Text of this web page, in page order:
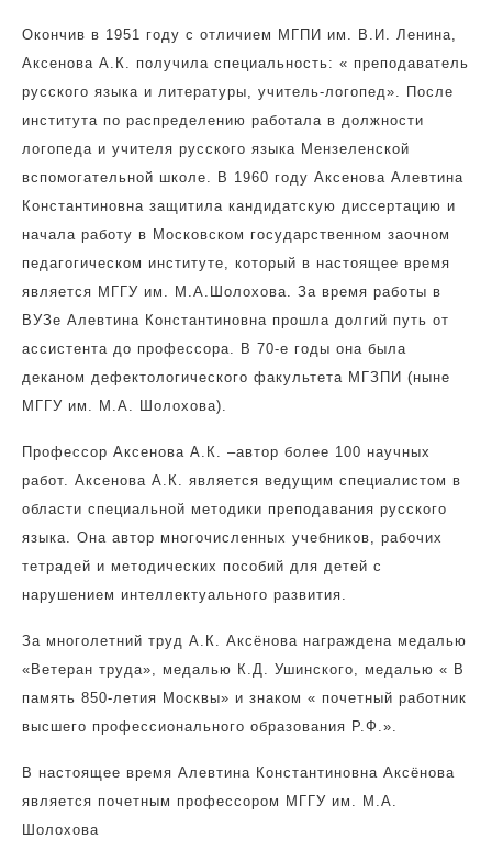
Окончив в 1951 году с отличием МГПИ им. В.И. Ленина,
Аксенова А.К. получила специальность: « преподаватель
русского языка и литературы, учитель-логопед». После
института по распределению работала в должности
логопеда и учителя русского языка Мензеленской
вспомогательной школе. В 1960 году Аксенова Алевтина
Константиновна защитила кандидатскую диссертацию и
начала работу в Московском государственном заочном
педагогическом институте, который в настоящее время
является МГГУ им. М.А.Шолохова. За время работы в
ВУЗе Алевтина Константиновна прошла долгий путь от
ассистента до профессора. В 70-е годы она была
деканом дефектологического факультета МГЗПИ (ныне
МГГУ им. М.А. Шолохова).
Профессор Аксенова А.К. –автор более 100 научных
работ. Аксенова А.К. является ведущим специалистом в
области специальной методики преподавания русского
языка. Она автор многочисленных учебников, рабочих
тетрадей и методических пособий для детей с
нарушением интеллектуального развития.
За многолетний труд А.К. Аксёнова награждена медалью
«Ветеран труда», медалью К.Д. Ушинского, медалью « В
память 850-летия Москвы» и знаком « почетный работник
высшего профессионального образования Р.Ф.».
В настоящее время Алевтина Константиновна Аксёнова
является почетным профессором МГГУ им. М.А.
Шолохова